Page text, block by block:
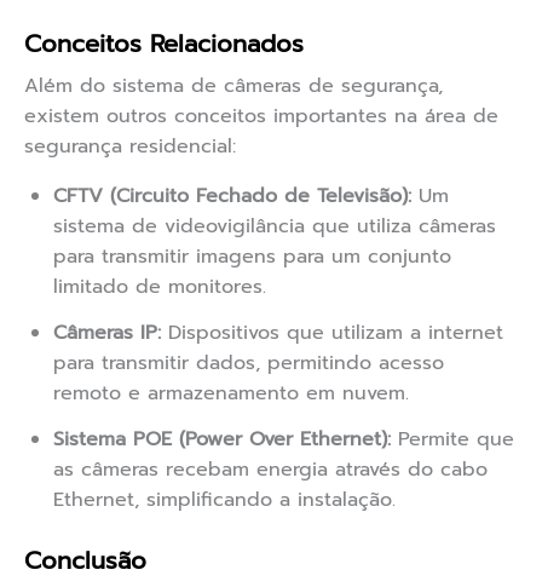
Conceitos Relacionados
Além do sistema de câmeras de segurança,
existem outros conceitos importantes na área de
segurança residencial:
CFTV (Circuito Fechado de Televisão): Um
sistema de videovigilância que utiliza câmeras
para transmitir imagens para um conjunto
limitado de monitores.
Câmeras IP: Dispositivos que utilizam a internet
para transmitir dados, permitindo acesso
remoto e armazenamento em nuvem.
Sistema POE (Power Over Ethernet): Permite que
as câmeras recebam energia através do cabo
Ethernet, simplificando a instalação.
Conclusão